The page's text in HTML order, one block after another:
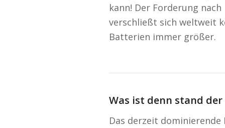
kann! Der Forderung
verschließt sich weltweit
Batterien immer größer.
Was ist denn stand der
Das derzeit